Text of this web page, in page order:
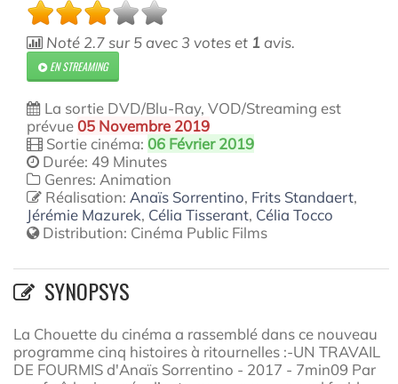
Noté 2.7sur5 avec 3 votes et 1 avis.
EN STREAMING
La sortie DVD/Blu-Ray, VOD/Streaming est
prévue05 Novembre 2019
Sortie cinéma: 06 Février 2019
Durée: 49 Minutes
Genres: Animation
Réalisation: Anaïs Sorrentino, Frits Standaert,
Jérémie Mazurek, Célia Tisserant, Célia Tocco
Distribution: Cinéma Public Films
SYNOPSYS
La Chouette du cinéma a rassemblé dans ce nouveau
programme cinq histoires à ritournelles :-UN TRAVAIL
DE FOURMIS d'Anaïs Sorrentino - 2017 - 7min09 Par